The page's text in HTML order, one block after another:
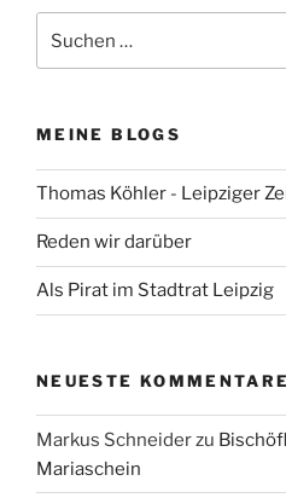
nach:
MEINE BLOGS
Thomas Köhler - Leipziger
Reden wir darüber
Als Pirat im Stadtrat Leipzig
NEUESTE KOMMENTARE
Markus Schneiderzu
Mariaschein